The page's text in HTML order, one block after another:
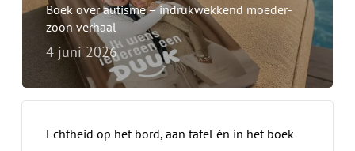
Boek over autisme – indrukwekkend moeder-
zoon verhaal
4 juni 2026
Echtheid op het bord, aan tafel én in het boek